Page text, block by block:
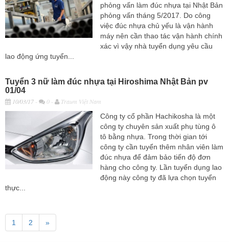
phỏng vấn làm đúc nhựa tại Nhật Bản
phỏng vấn tháng 5/2017. Do công
việc đúc nhựa chủ yếu là vận hành
máy nên cần thao tác vận hành chính
xác vì vậy nhà tuyển dụng yêu cầu
lao động ứng tuyển...
Tuyển 3 nữ làm đúc nhựa tại Hiroshima Nhật Bản pv
01/04
10/03/17 - 0 -
Traum Việt Nam
Công ty cổ phần Hachikosha là một
công ty chuyên sản xuất phụ tùng ô
tô bằng nhựa. Trong thời gian tới
công ty cần tuyển thêm nhân viên làm
đúc nhựa để đảm bảo tiến độ đơn
hàng cho công ty. Lần tuyển dụng lao
động này công ty đã lựa chọn tuyển
thực...
1 2 »